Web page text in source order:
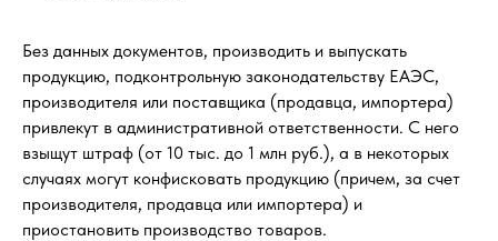
Без данных документов, производить и выпускать
продукцию, подконтрольную законодательству ЕАЭС,
производителя или поставщика (продавца, импортера)
привлекут в административной ответственности. С него
взыщут штраф (от 10 тыс. до 1 млн руб.), а в некоторых
случаях могут конфисковать продукцию (причем, за счет
производителя, продавца или импортера) и
приостановить производство товаров.